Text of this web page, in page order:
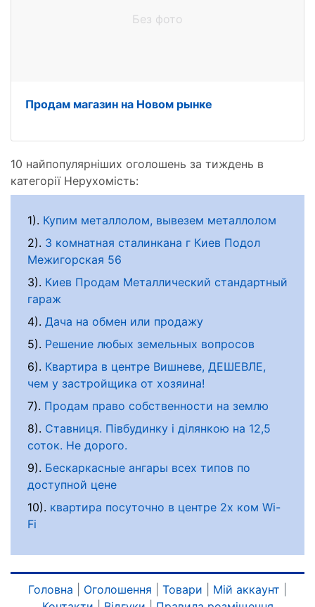
Без фото
Продам магазин на Новом рынке
10 найпопулярніших оголошень за тиждень в
категорії Нерухомість:
1). Купим металлолом, вывезем металлолом
2). 3 комнатная сталинкана г Киев Подол
Межигорская 56
3). Киев Продам Металлический стандартный
гараж
4). Дача на обмен или продажу
5). Решение любых земельных вопросов
6). Квартира в центре Вишневе, ДЕШЕВЛЕ,
чем у застройщика от хозяина!
7). Продам право собственности на землю
8). Ставниця. Півбудинку і ділянкою на 12,5
соток. Не дорого.
9). Бескаркасные ангары всех типов по
доступной цене
10). квартира посуточно в центре 2х ком Wi-
Fi
Головна Оголошення Товари Мій аккаунт